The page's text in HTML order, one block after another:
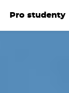
Pro studenty